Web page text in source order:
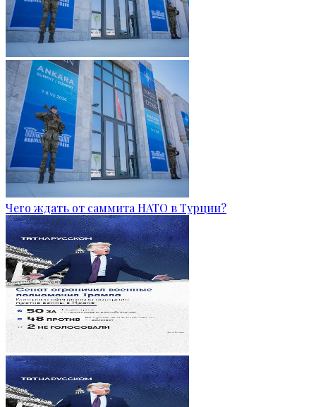
Чего ждать от саммита НАТО в Турции?